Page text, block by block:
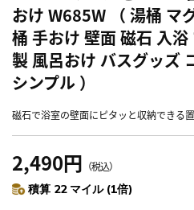
おけ W685W （ 湯桶 マ
桶 手おけ 壁面 磁石 入
製 風呂おけ バスグッズ
シンプル ）
磁石で浴室の壁面にピタッと収納できる
2,490円 （税込）
積算 22 マイル (1倍)